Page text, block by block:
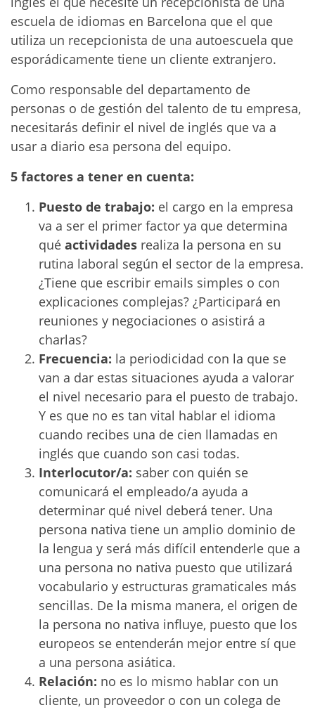
escuela de idiomas en Barcelona que el que
utiliza un recepcionista de una autoescuela que
esporádicamente tiene un cliente extranjero.
Como responsable del departamento de
personas o de gestión del talento de tu empresa,
necesitarás definir el nivel de inglés que va a
usar a diario esa persona del equipo.
5 factores a tener en cuenta:
Puesto de trabajo: el cargo en la empresa
va a ser el primer factor ya que determina
qué actividades realiza la persona en su
rutina laboral según el sector de la empresa.
¿Tiene que escribir emails simples o con
explicaciones complejas? ¿Participará en
reuniones y negociaciones o asistirá a
charlas?
Frecuencia: la periodicidad con la que se
van a dar estas situaciones ayuda a valorar
el nivel necesario para el puesto de trabajo.
Y es que no es tan vital hablar el idioma
cuando recibes una de cien llamadas en
inglés que cuando son casi todas.
Interlocutor/a: saber con quién se
comunicará el empleado/a ayuda a
determinar qué nivel deberá tener. Una
persona nativa tiene un amplio dominio de
la lengua y será más difícil entenderle que a
una persona no nativa puesto que utilizará
vocabulario y estructuras gramaticales más
sencillas. De la misma manera, el origen de
la persona no nativa influye, puesto que los
europeos se entenderán mejor entre sí que
a una persona asiática.
Relación: no es lo mismo hablar con un
cliente, un proveedor o con un colega de